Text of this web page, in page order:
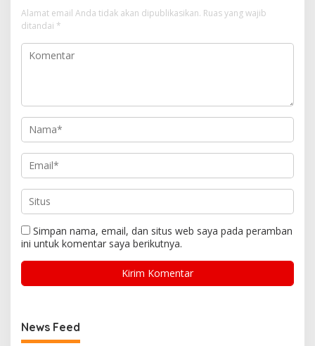
Alamat email Anda tidak akan dipublikasikan. Ruas yang wajib
ditandai *
Simpan nama, email, dan situs web saya pada peramban
ini untuk komentar saya berikutnya.
News Feed